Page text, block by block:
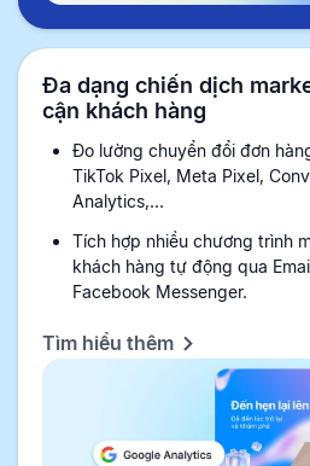
Đa dạng chiến dịch
cận khách hàng
Đo lường chuyển đổi đơn
TikTok Pixel, Meta Pixel,
Analytics,...
Tích hợp nhiều chương trình
khách hàng tự động qua
Facebook Messenger.
Tìm hiểu thêm